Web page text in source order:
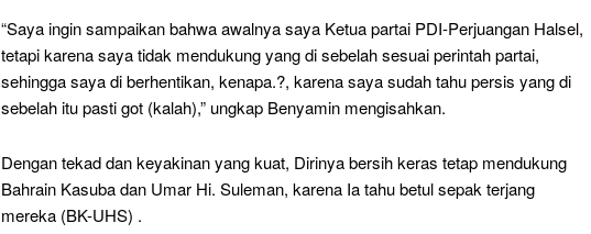
“Saya ingin sampaikan bahwa awalnya saya Ketua partai PDI-Perjuangan Halsel,
tetapi karena saya tidak mendukung yang di sebelah sesuai perintah partai,
sehingga saya di berhentikan, kenapa.?, karena saya sudah tahu persis yang di
sebelah itu pasti got (kalah),” ungkap Benyamin mengisahkan.
Dengan tekad dan keyakinan yang kuat, Dirinya bersih keras tetap mendukung
Bahrain Kasuba dan Umar Hi. Suleman, karena Ia tahu betul sepak terjang
mereka (BK-UHS) .